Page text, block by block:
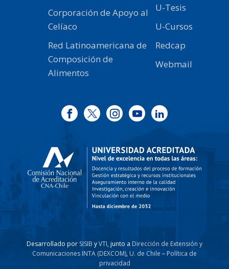
Corporación de Apoyo al
Celíaco
Red Latinoamericana de
Composición de
Alimentos
U-Tesis
U-Cursos
Redcap
Webmail
Desarrollado por SISIB yVTI, junto a Dirección de Extensión y
Comunicaciones INTA (DEXCOM), U. de Chile – Política de
privacidad